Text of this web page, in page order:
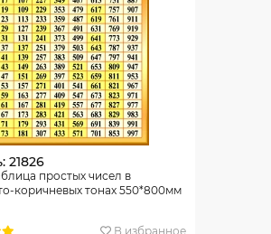
21826
простых чисел в
коричневых тонах 550*800мм
В избранное